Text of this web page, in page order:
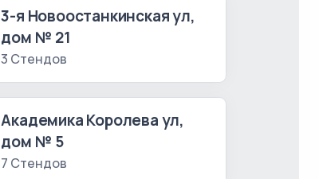
3-я Новоостанкинская ул,
дом № 21
3 Стендов
Академика Королева ул,
дом № 5
7 Стендов